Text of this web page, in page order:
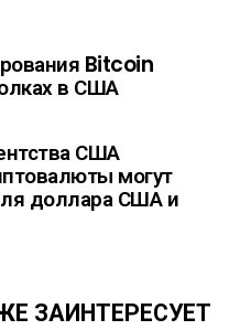
Bitcoin
в США
США
могут
доллара США и
ЗАИНТЕРЕСУЕТ